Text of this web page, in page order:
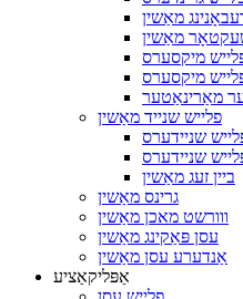
מאַשין
מאַשין
מיקסערס
מיקסערס
מאַרינאַטער
פלייש שנייד מאַשין
שניידערס
שניידערס
ביין זעג מאַשין
גרינס מאַשין
ווורשט מאכן מאַשין
עסן פּאַקינג מאַשין
אַנדערע עסן מאַשין
אַפּליקאַציע